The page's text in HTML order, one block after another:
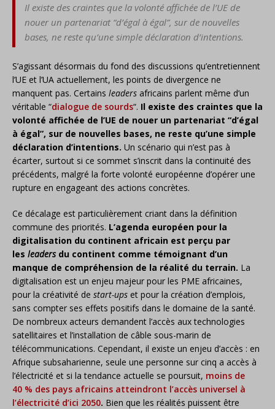
Il existe des craintes que la volonté affichée de l’UE de
nouer un partenariat “d’égal à égal”, sur de nouvelles
bases, ne reste qu’une simple déclaration d’intentions.
S’agissant désormais du fond des discussions qu’entretiennent
l’UE et l’UA actuellement, les points de divergence ne
manquent pas. Certains leaders africains parlent même d’un
véritable “dialogue de sourds“. Il existe des craintes que la
volonté affichée de l’UE de nouer un partenariat “d’égal
à égal”, sur de nouvelles bases, ne reste qu’une simple
déclaration d’intentions. Un scénario qui n’est pas à
écarter, surtout si ce sommet s’inscrit dans la continuité des
précédents, malgré la forte volonté européenne d’opérer une
rupture en engageant des actions concrètes.
Ce décalage est particulièrement criant dans la définition
commune des priorités. L’agenda européen pour la
digitalisation du continent africain est perçu par
les leaders du continent comme témoignant d’un
manque de compréhension de la réalité du terrain. La
digitalisation est un enjeu majeur pour les PME africaines,
pour la créativité de start-ups et pour la création d’emplois,
sans compter ses effets positifs dans le domaine de la santé.
De nombreux acteurs demandent l’accès aux technologies
satellitaires et l’installation de câble sous-marin de
télécommunications. Cependant, il existe un enjeu d’accès : en
Afrique subsaharienne, seule une personne sur cinq a accès à
l’électricité et si la tendance actuelle se poursuit, moins de
40 % des pays africains atteindront l’accès universel à
l’électricité d’ici 2050. Bien que les réalités puissent être